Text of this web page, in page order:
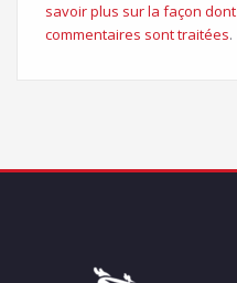
savoir plus sur la façon
commentaires sont traitées.